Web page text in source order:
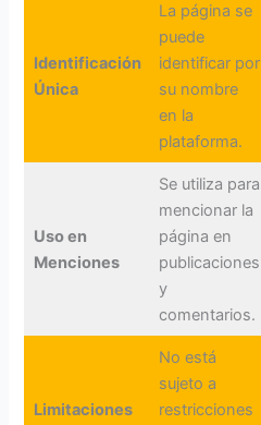
Identificación
Única
La página se
puede
identificar por
su nombre
en la
plataforma.
Uso en
Menciones
Se utiliza para
mencionar la
página en
publicaciones
y
comentarios.
Limitaciones
No está
sujeto a
restricciones